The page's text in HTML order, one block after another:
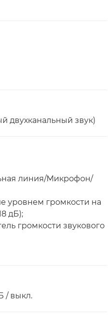
двухканальный звук)
линия/Микрофон/
уровнем громкости на
дБ);
громкости звукового
/ выкл.